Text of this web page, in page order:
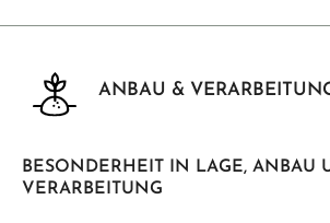
ANBAU &
BESONDERHEIT IN LAGE, ANBAU
VERARBEITUNG